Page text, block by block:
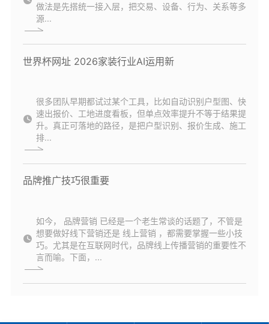
做法是先搭统一接入层，把交易、设备、行为、关系等多
源...
世界杯网址 2026家装行业AI运用新
很多团队早期都试过某个工具，比如自动识别户型图、快
速出报价、工地进度看板，但单点效率提升不等于结果提
升。真正可落地的路径，是把户型识别、报价生成、施工
排...
品牌推广技巧很重要
如今， 品牌营销 已经是一个老生常谈的话题了，不管是
想要做好线下营销还是 线上营销 ，都需要掌握一些小技
巧。尤其是在互联网时代，品牌线上传播营销的重要性不
言而喻。下面，...